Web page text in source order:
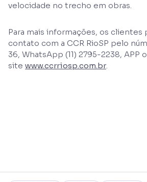
velocidade no trecho em obras.
Para mais informações, os
contato com a CCR RioSP pelo
36, WhatsApp (11) 2795-2238, APP
site www.ccrriosp.com.br.